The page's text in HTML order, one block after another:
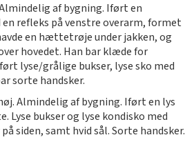
Almindelig af bygning. Iført en
refleks på venstre overarm, formet
en hættetrøje under jakken, og
hovedet. Han bar klæde for
lyse/grålige bukser, lyse sko med
sorte handsker.
Almindelig af bygning. Iført en lys
Lyse bukser og lyse kondisko med
siden, samt hvid sål. Sorte handsker.